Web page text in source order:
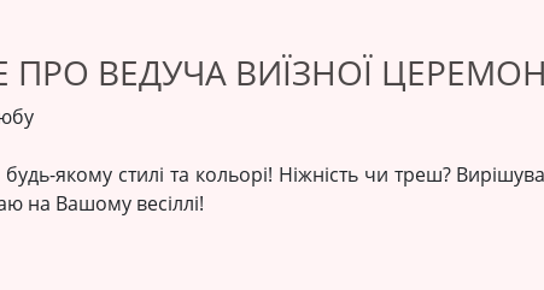
ВЕДУЧА ВИЇЗНОЇ
якому стилі та кольорі! Ніжність чи треш?
на Вашому весіллі!